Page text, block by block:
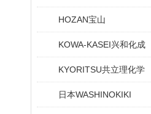
HOZAN宝山
KOWA-KASEI兴和化成
KYORITSU共立理化学
日本WASHINOKIKI